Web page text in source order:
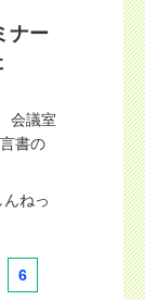
ナー
会議室
書の
ねっ
6